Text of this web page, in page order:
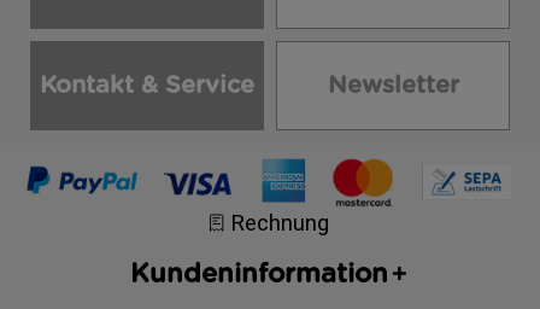
Kontakt & Service Newsletter
Kundeninformation